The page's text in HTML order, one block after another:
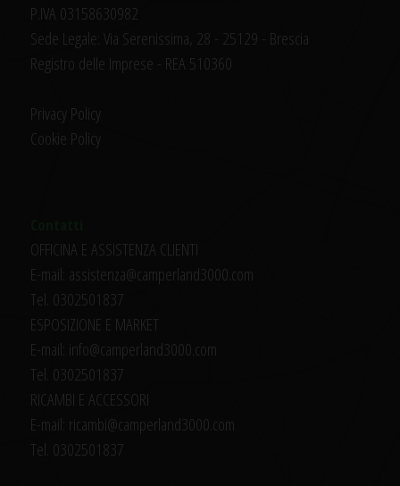
P.IVA 03158630982
Sede Legale: Via Serenissima, 28 - 25129 - Brescia
Registro delle Imprese - REA 510360
Privacy Policy
Cookie Policy
OFFICINA E ASSISTENZA CLIENTI
E-mail: assistenza@camperland3000.com
Tel. 0302501837
ESPOSIZIONE E MARKET
E-mail: info@camperland3000.com
Tel. 0302501837
RICAMBI E ACCESSORI
E-mail: ricambi@camperland3000.com
Tel. 0302501837